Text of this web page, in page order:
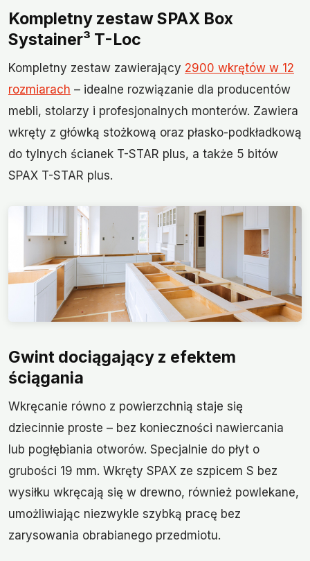
Kompletny zestaw SPAX Box
Systainer³ T-Loc
Kompletny zestaw zawierający 2900 wkrętów w 12
rozmiarach – idealne rozwiązanie dla producentów
mebli, stolarzy i profesjonalnych monterów. Zawiera
wkręty z główką stożkową oraz płasko-podkładkową
do tylnych ścianek T-STAR plus, a także 5 bitów
SPAX T-STAR plus.
Gwint dociągający z efektem
ściągania
Wkręcanie równo z powierzchnią staje się
dziecinnie proste – bez konieczności nawiercania
lub pogłębiania otworów. Specjalnie do płyt o
grubości 19 mm. Wkręty SPAX ze szpicem S bez
wysiłku wkręcają się w drewno, również powlekane,
umożliwiając niezwykle szybką pracę bez
zarysowania obrabianego przedmiotu.